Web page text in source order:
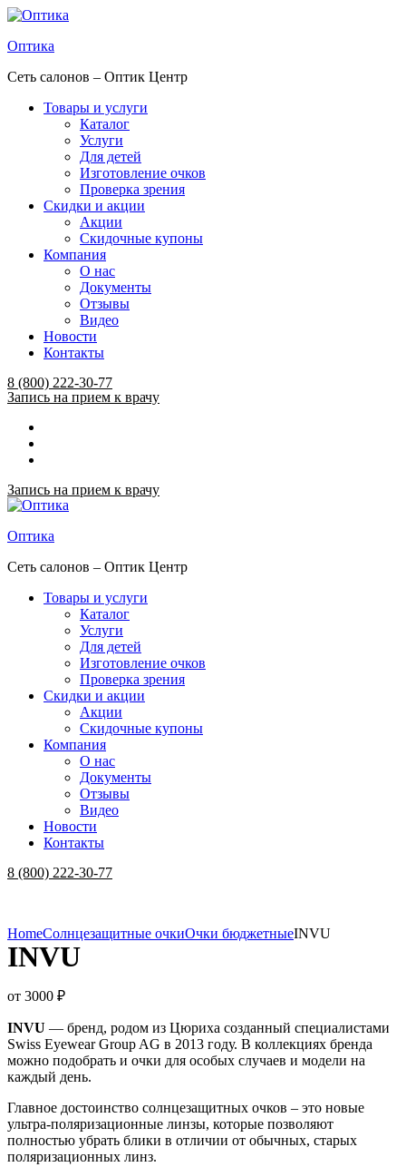
Оптика
Сеть салонов – Оптик Центр
Товары и услуги
Каталог
Услуги
Для детей
Изготовление очков
Проверка зрения
Скидки и акции
Акции
Скидочные купоны
Компания
О нас
Документы
Отзывы
Видео
Новости
Контакты
Menu
8 (800) 222-30-77
Запись на прием к врачу
Запись на прием к врачу
Оптика
Сеть салонов – Оптик Центр
Товары и услуги
Каталог
Услуги
Для детей
Изготовление очков
Проверка зрения
Скидки и акции
Акции
Скидочные купоны
Компания
О нас
Документы
Отзывы
Видео
Новости
Контакты
Menu
8 (800) 222-30-77
HomeСолнцезащитные очкиОчки бюджетныеINVU
INVU
от 3000 ₽
INVU — бренд, родом из Цюриха созданный специалистами
Swiss Eyewear Group AG в 2013 году. В коллекциях бренда
можно подобрать и очки для особых случаев и модели на
каждый день.
Главное достоинство солнцезащитных очков – это новые
ультра-поляризационные линзы, которые позволяют
полностью убрать блики в отличии от обычных, старых
поляризационных линз.